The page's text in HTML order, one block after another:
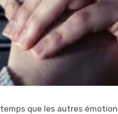
que les autres